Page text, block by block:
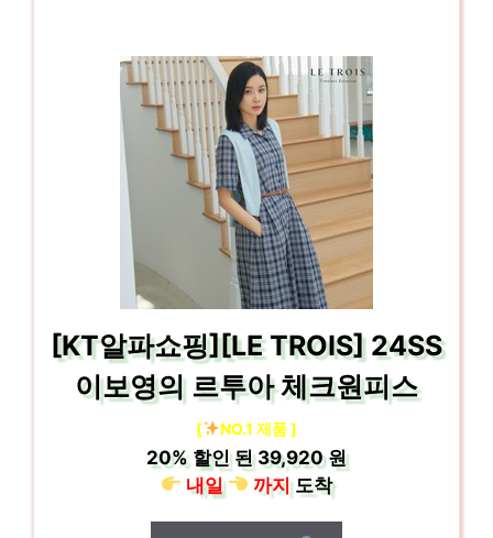
[KT알파쇼핑][LE TROIS] 24SS
이보영의 르투아 체크원피스
[ NO.1 제품 ]
20% 할인 된39,920 원
내일
까지도착